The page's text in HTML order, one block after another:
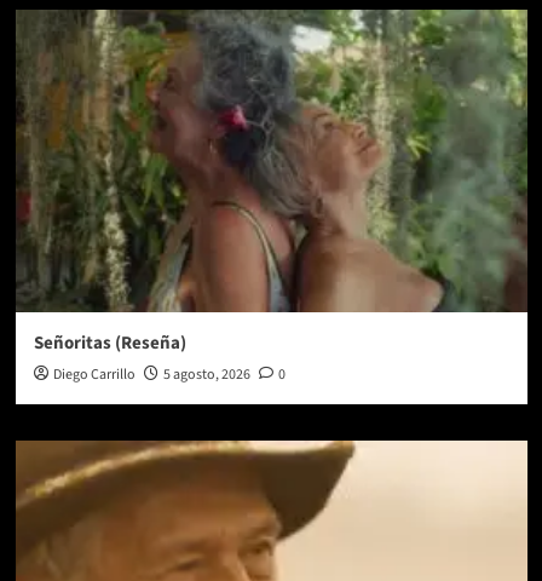
Señoritas (Reseña)
Diego Carrillo 5 agosto, 2026 0